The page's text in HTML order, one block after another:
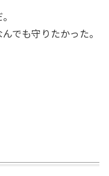
でも守りたかった。